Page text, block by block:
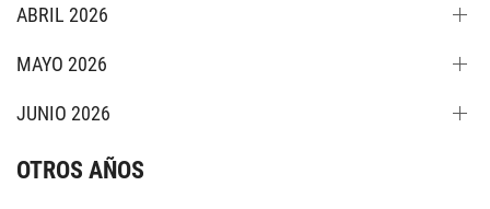
ABRIL 2026
MAYO 2026
JUNIO 2026
OTROS AÑOS